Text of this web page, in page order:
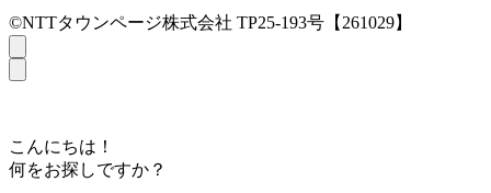
©NTTタウンページ株式会社 TP25-193号【261029】
こんにちは！
何をお探しですか？